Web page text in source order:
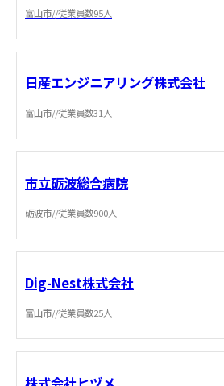
富山市//従業員数95人
日産エンジニアリング株式会社
富山市//従業員数31人
市立砺波総合病院
砺波市//従業員数900人
Dig-Nest株式会社
富山市//従業員数25人